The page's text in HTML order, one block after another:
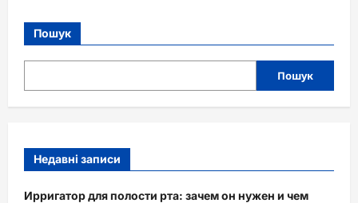
Пошук
Пошук
Недавні записи
Ирригатор для полости рта: зачем он нужен и чем